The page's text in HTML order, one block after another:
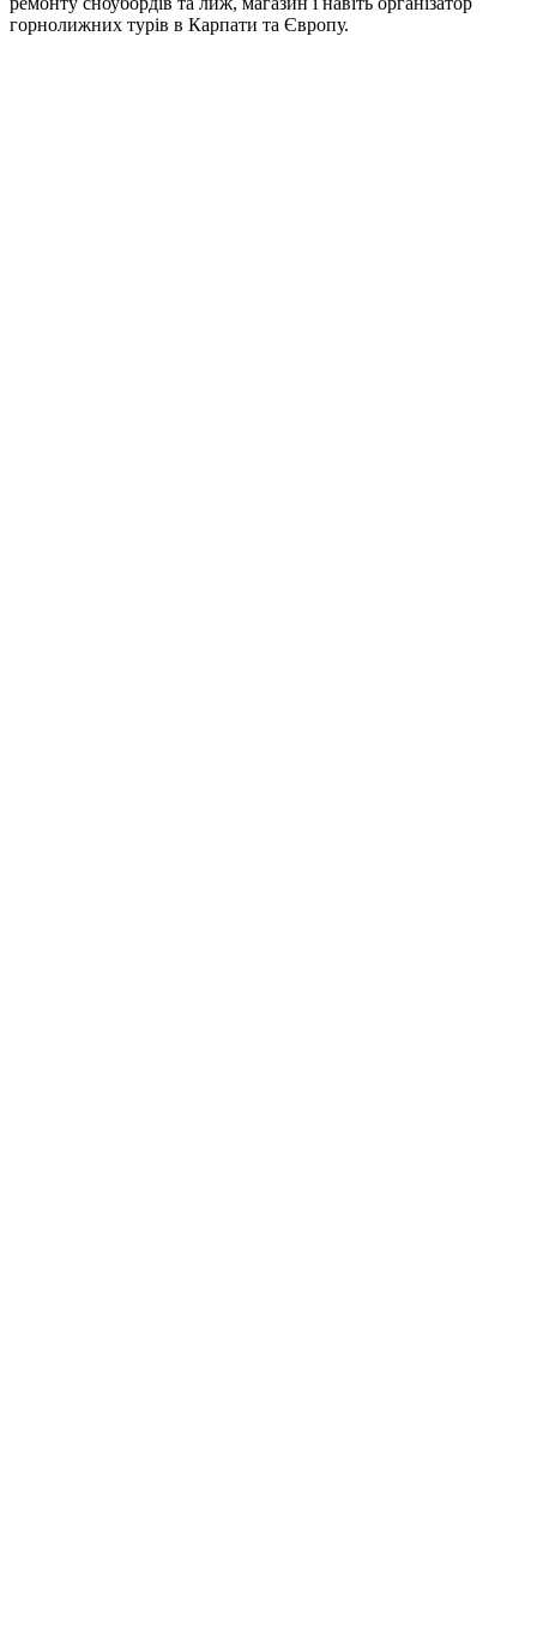
горнолижних турів в Карпати та Європу.